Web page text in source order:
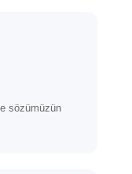
sözümüzün